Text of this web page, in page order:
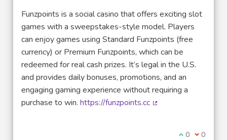
Funzpoints is a social casino that offers exciting slot
games with a sweepstakes-style model. Players
can enjoy games using Standard Funzpoints (free
currency) or Premium Funzpoints, which can be
redeemed for real cash prizes. It’s legal in the U.S.
and provides daily bonuses, promotions, and an
engaging gaming experience without requiring a
purchase to win. https://funzpoints.cc
Je suis
0 Je ne
0